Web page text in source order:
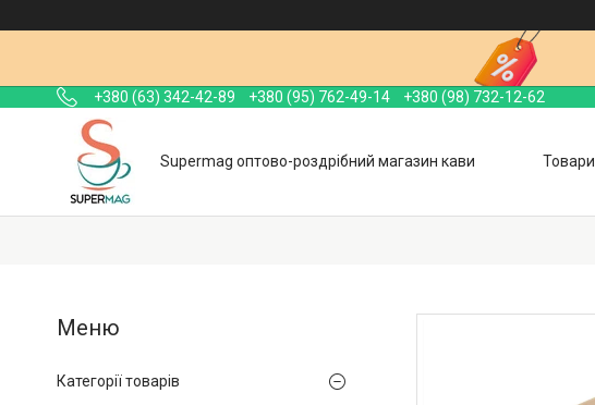
+380 (63) 342-42-89 +380 (95) 762-49-14 +380 (98) 732-12-62
Supermag оптово-роздрібний магазин кави Товари
Категорії товарів